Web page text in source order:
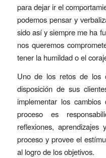
para dejar ir el
podemos pensar y
sido así y siempre me ha
nos queremos
tener la humildad o el
Uno de los retos de los
disposición de sus
implementar los
proceso es
reflexiones,
proceso y provee el
al logro de los objetivos.